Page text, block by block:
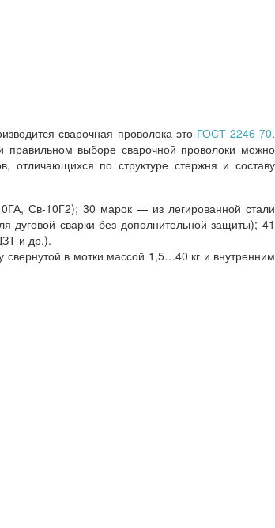
сварочная проволока это ГОСТ 2246-70.
правильном выборе сварочной проволоки можно
отличающихся по структуре стержня и составу
Св-10Г2); 30 марок — из легированной стали
сварки без дополнительной защиты); 41
и др.).
в мотки массой 1,5…40 кг и внутренним